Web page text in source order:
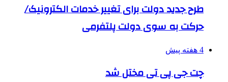
طرح جدید دولت برای تغییر خدمات الکترونیک/
حرکت به سوی دولت پلتفرمی
4 هفته پیش
چت جی پی تی مختل شد